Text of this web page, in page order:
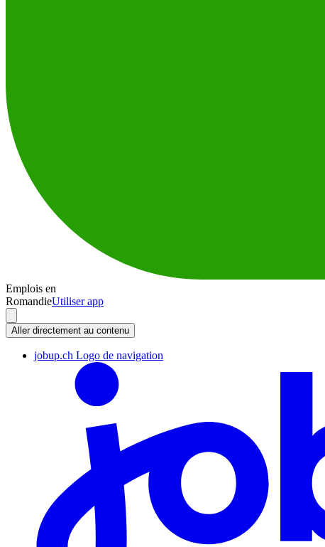
Emplois en
RomandieUtiliser app
Aller directement au contenu
jobup.ch Logo de navigation